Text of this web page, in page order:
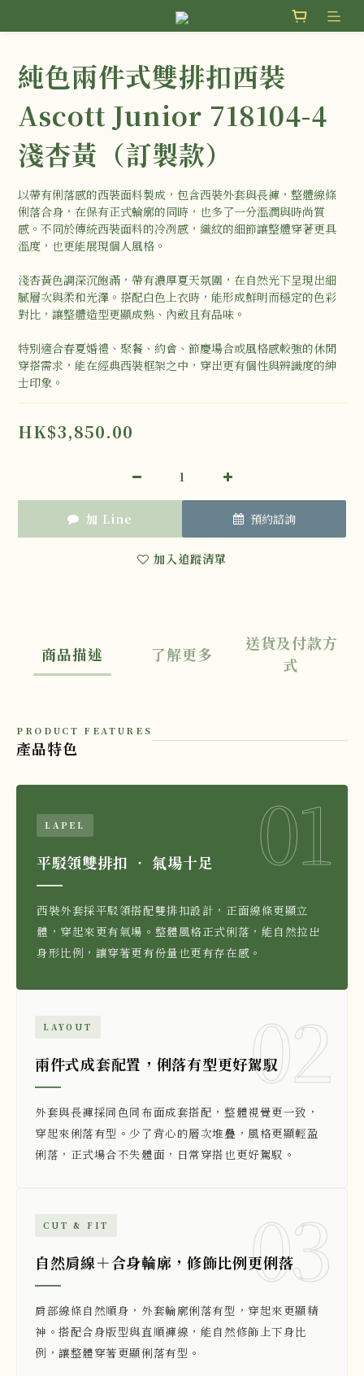
純色兩件式雙排扣西裝
Ascott Junior 718104-4
淺杏黃（訂製款）
以帶有俐落感的西裝面料製成，包含西裝外套與長褲，整體線條
俐落合身，在保有正式輪廓的同時，也多了一分溫潤與時尚質
感。不同於傳統西裝面料的冷冽感，織紋的細節讓整體穿著更具
溫度，也更能展現個人風格。
淺杏黃色調深沉飽滿，帶有濃厚夏天氛圍，在自然光下呈現出細
膩層次與柔和光澤。搭配白色上衣時，能形成鮮明而穩定的色彩
對比，讓整體造型更顯成熟、內斂且有品味。
特別適合春夏婚禮、聚餐、約會、節慶場合或風格感較強的休閒
穿搭需求，能在經典西裝框架之中，穿出更有個性與辨識度的紳
士印象。
HK$3,850.00
加 Line 預約諮詢
加入追蹤清單
商品描述 了解更多
送貨及付款方
式
PRODUCT FEATURES
產品特色
01
LAPEL
平駁領雙排扣 ‧ 氣場十足
西裝外套採平駁領搭配雙排扣設計，正面線條更顯立
體，穿起來更有氣場。整體風格正式俐落，能自然拉出
身形比例，讓穿著更有份量也更有存在感。
02
LAYOUT
兩件式成套配置，俐落有型更好駕馭
外套與長褲採同色同布面成套搭配，整體視覺更一致，
穿起來俐落有型。少了背心的層次堆疊，風格更顯輕盈
俐落，正式場合不失體面，日常穿搭也更好駕馭。
03
CUT & FIT
自然肩線＋合身輪廓，修飾比例更俐落
肩部線條自然順身，外套輪廓俐落有型，穿起來更顯精
神。搭配合身版型與直順褲線，能自然修飾上下身比
例，讓整體穿著更顯俐落有型。